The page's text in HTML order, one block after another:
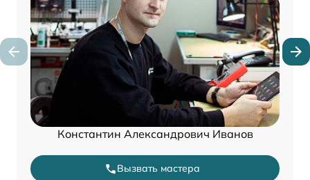
Константин Александрович Иванов
Вызвать мастера